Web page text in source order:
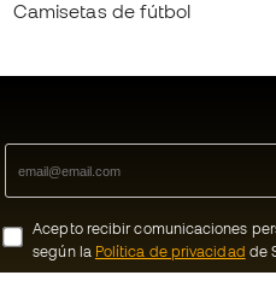
Camisetas de fútbol
Acepto recibir comunicaciones
según la Política de privacidad de